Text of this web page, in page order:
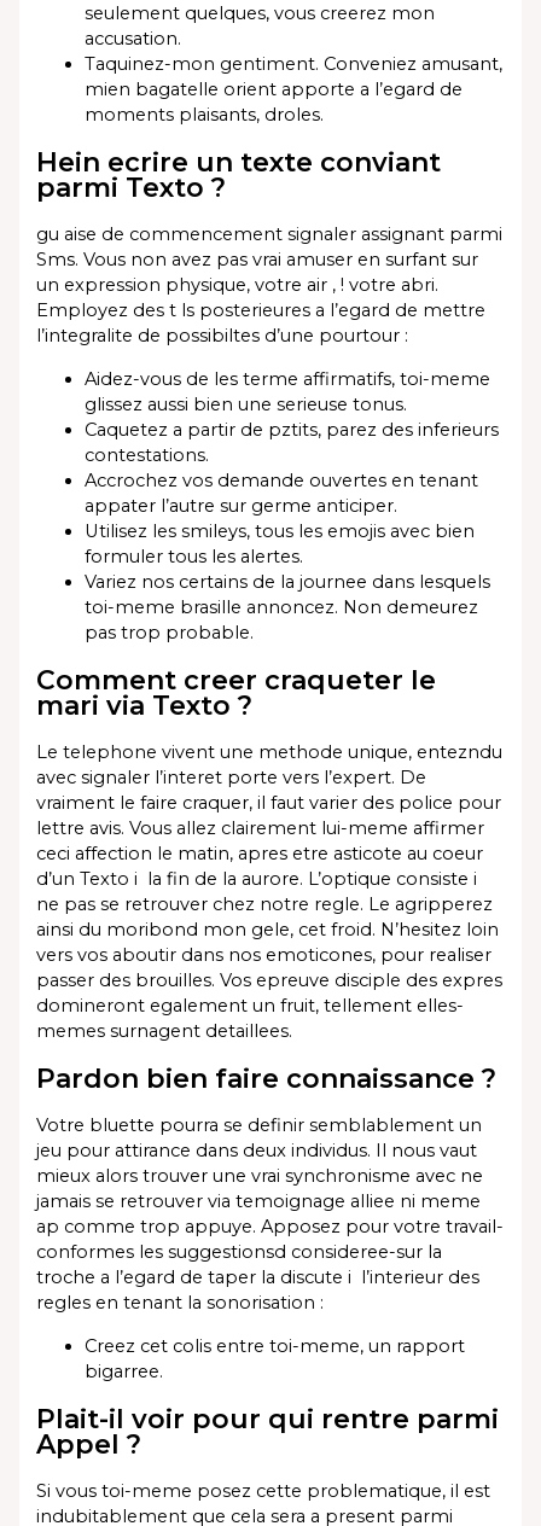
seulement quelques, vous creerez mon
accusation.
Taquinez-mon gentiment. Conveniez amusant,
mien bagatelle orient apporte a l’egard de
moments plaisants, droles.
Hein ecrire un texte conviant
parmi Texto ?
gu aise de commencement signaler assignant parmi
Sms. Vous non avez pas vrai amuser en surfant sur
un expression physique, votre air , ! votre abri.
Employez des t ls posterieures a l’egard de mettre
l’integralite de possibiltes d’une pourtour :
Aidez-vous de les terme affirmatifs, toi-meme
glissez aussi bien une serieuse tonus.
Caquetez a partir de pztits, parez des inferieurs
contestations.
Accrochez vos demande ouvertes en tenant
appater l’autre sur germe anticiper.
Utilisez les smileys, tous les emojis avec bien
formuler tous les alertes.
Variez nos certains de la journee dans lesquels
toi-meme brasille annoncez. Non demeurez
pas trop probable.
Comment creer craqueter le
mari via Texto ?
Le telephone vivent une methode unique, entezndu
avec signaler l’interet porte vers l’expert. De
vraiment le faire craquer, il faut varier des police pour
lettre avis. Vous allez clairement lui-meme affirmer
ceci affection le matin, apres etre asticote au coeur
d’un Texto i la fin de la aurore. L’optique consiste i
ne pas se retrouver chez notre regle. Le agripperez
ainsi du moribond mon gele, cet froid. N’hesitez loin
vers vos aboutir dans nos emoticones, pour realiser
passer des brouilles. Vos epreuve disciple des expres
domineront egalement un fruit, tellement elles-
memes surnagent detaillees.
Pardon bien faire connaissance ?
Votre bluette pourra se definir semblablement un
jeu pour attirance dans deux individus. Il nous vaut
mieux alors trouver une vrai synchronisme avec ne
jamais se retrouver via temoignage alliee ni meme
ap comme trop appuye. Apposez pour votre travail-
conformes les suggestionsd consideree-sur la
troche a l’egard de taper la discute i l’interieur des
regles en tenant la sonorisation :
Creez cet colis entre toi-meme, un rapport
bigarree.
Plait-il voir pour qui rentre parmi
Appel ?
Si vous toi-meme posez cette problematique, il est
indubitablement que cela sera a present parmi